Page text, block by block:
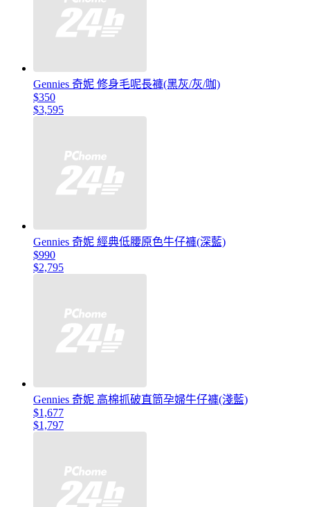
Gennies 奇妮 修身毛呢長褲(黑灰/灰/咖)
$350
$3,595
Gennies 奇妮 經典低腰原色牛仔褲(深藍)
$990
$2,795
Gennies 奇妮 高棉抓破直筒孕婦牛仔褲(淺藍)
$1,677
$1,797